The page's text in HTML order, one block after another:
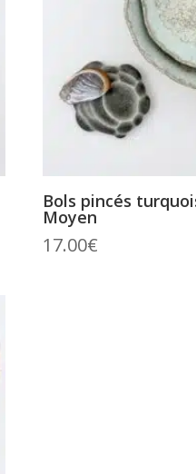
Bols pincés
Moyen
17.00€